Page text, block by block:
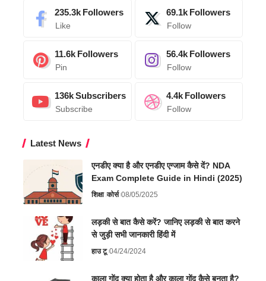
235.3k Followers
Like
69.1k Followers
Follow
11.6k Followers
Pin
56.4k Followers
Follow
136kSubscribers
Subscribe
4.4k Followers
Follow
Latest News
एनडीए क्या है और एनडीए एग्जाम कैसे दें? NDA
Exam Complete Guide in Hindi (2025)
शिक्षा कोर्स 08/05/2025
लड़की से बात कैसे करें? जानिए लड़की से बात करने
से जुड़ी सभी जानकारी हिंदी में
हाउ टू 04/24/2024
काला गोंद क्या होता है और काला गोंद कैसे बनता है?